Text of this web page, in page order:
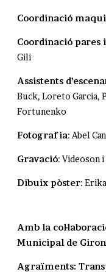
Coordinació
Coordinació pares
Gili
Assistents
Buck, Loreto Garcia,
Fortunenko
Fotografia: Abel
Gravació: Videoson
Dibuix pòster:
Amb la
Municipal de
Agraïments: